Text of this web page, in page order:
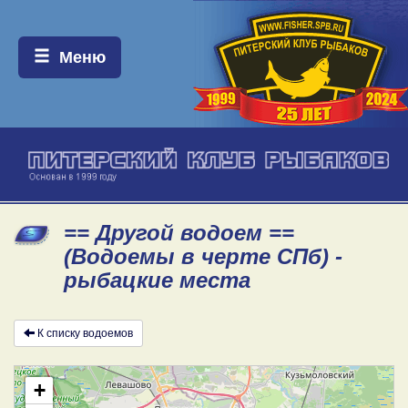
Меню:
Меню
== Другой водоем ==
(Водоемы в черте СПб) -
рыбацкие места
К списку водоемов
+